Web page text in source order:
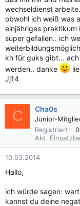
wechseldienst
obwohl ich weiß was
einjähriges praktikum
super gefallen.. ich
kh für guks gibt...
werden.. danke
Jj14
C Cha0s
Junior-
Registriert
Akt.
10.03.2014
Hallo,
ich würde sagen:
kannst du deine